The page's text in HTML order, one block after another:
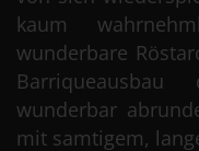
kaum
wunderbare
wunderbar
mit samtigem,